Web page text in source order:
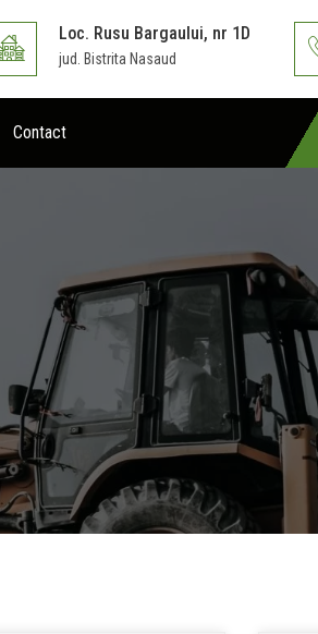
Loc. Rusu Bargaului, nr 1D
jud. Bistrita Nasaud
Contact